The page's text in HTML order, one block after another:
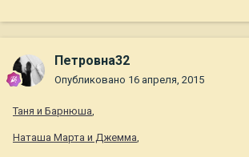
Петровна32
Опубликовано 16 апреля, 2015
Таня и Барнюша,
Наташа Марта и Джемма,